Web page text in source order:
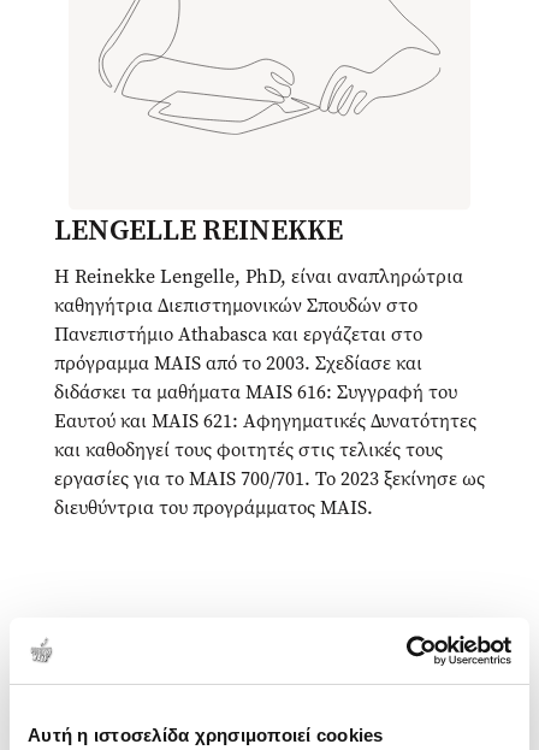
Αυτή η ιστοσελίδα χρησιμοποιεί cookies
LENGELLE REINEKKE
Η Reinekke Lengelle, PhD, είναι αναπληρώτρια
καθηγήτρια Διεπιστημονικών Σπουδών στο
Πανεπιστήμιο Athabasca και εργάζεται στο
πρόγραμμα MAIS από το 2003. Σχεδίασε και
διδάσκει τα μαθήματα MAIS 616: Συγγραφή του
Εαυτού και MAIS 621: Αφηγηματικές Δυνατότητες
και καθοδηγεί τους φοιτητές στις τελικές τους
εργασίες για το MAIS 700/701. Το 2023 ξεκίνησε ως
διευθύντρια του προγράμματος MAIS.
1-1 από 1 προϊόντα
Δημοτικότητα